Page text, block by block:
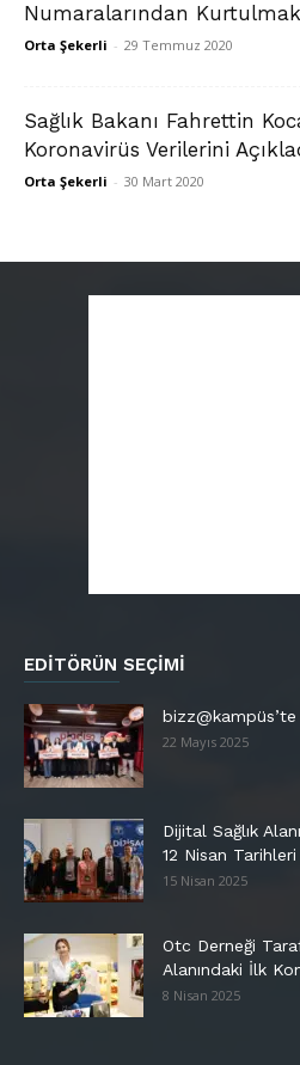
Numaralarından
Orta Şekerli - 29 Temmuz 2020
Sağlık Bakanı Fahrettin
Koronavirüs Verilerini
Orta Şekerli - 30 Mart 2020
EDITÖRÜN SEÇIMI
bizz@kampüs’te
22 Mayıs 2025
Dijital Sağlık
12 Nisan
15 Nisan 2025
Otc Derneği
Alanındaki İlk
8 Nisan 2025